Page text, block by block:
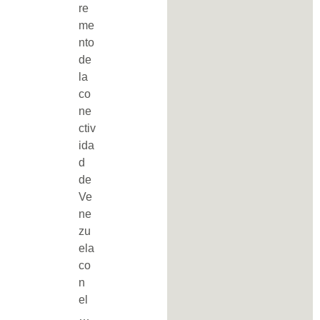
re
me
nto
de
la
co
ne
ctiv
ida
d
de
Ve
ne
zu
ela
co
n
el
…